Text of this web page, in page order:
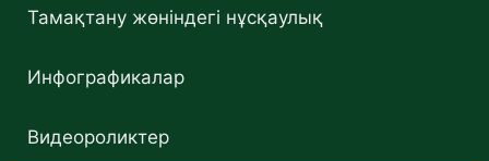
Тамақтану жөніндегі нұсқаулық
Инфографикалар
Видеороликтер